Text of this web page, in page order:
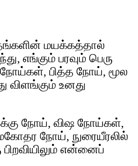
மயக்கத்தால்
எங்கும் பரவும் பெரு
நோய்கள், பித்த நோய், மூல
விளங்கும் உனது
நோய், விஷ நோய்கள்,
நோய், நுரையீரலில்
என்னைப்